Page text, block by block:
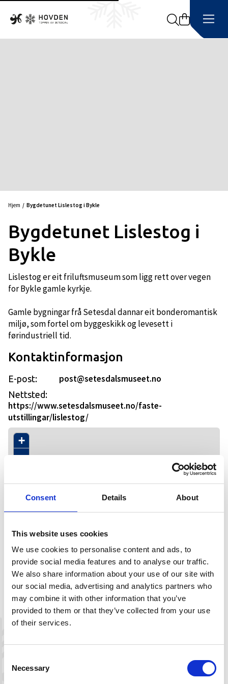
Consent Details About
This website uses cookies
We use cookies to personalise content and ads, to
provide social media features and to analyse our traffic.
We also share information about your use of our site with
our social media, advertising and analytics partners who
may combine it with other information that you’ve
provided to them or that they’ve collected from your use
of their services.
Selection
Necessary
Search
Hjem Bygdetunet Lislestog i Bykle
Bygdetunet Lislestog i
Bykle
Lislestog er eit friluftsmuseum som ligg rett over vegen
for Bykle gamle kyrkje.
Gamle bygningar frå Setesdal dannar eit bonderomantisk
miljø, som fortel om byggeskikk og levesett i
førindustriell tid.
Kontaktinformasjon
E-post: post@setesdalsmuseet.no
Nettsted:
https://www.setesdalsmuseet.no/faste-
utstillingar/lislestog/
+
−